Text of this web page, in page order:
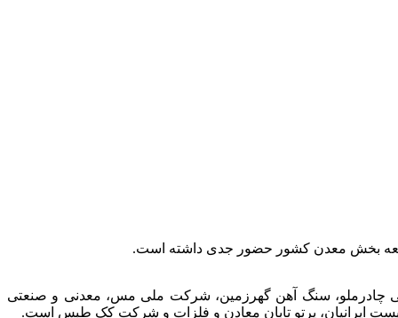
بخش معدن کشور حضور جدی داشته است.
چادرملو، سنگ آهن گهرزمین، شرکت ملی مس، معدنی و صنعتی
ایرانیان، پرتو تابان معادن و فلزات و شرکت کک طبس است.